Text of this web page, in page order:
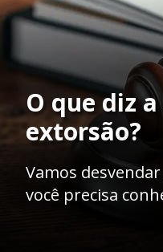
O que diz
extorsão?
Vamos
você precisa